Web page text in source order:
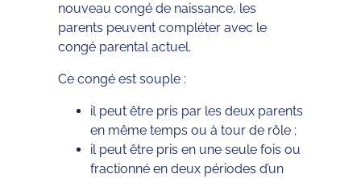
nouveau congé de naissance, les
parents peuvent compléter avec le
congé parental actuel.
Ce congé est souple :
il peut être pris par les deux parents
en même temps ou à tour de rôle ;
il peut être pris en une seule fois ou
fractionné en deux périodes d’un